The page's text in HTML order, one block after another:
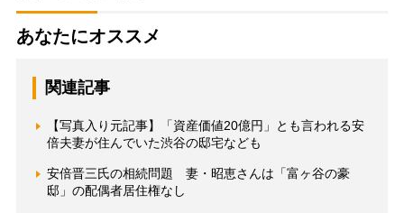
あなたにオススメ
関連記事
【写真入り元記事】「資産価値20億円」とも言われる安
倍夫妻が住んでいた渋谷の邸宅なども
安倍晋三氏の相続問題 妻・昭恵さんは「富ヶ谷の豪
邸」の配偶者居住権なし